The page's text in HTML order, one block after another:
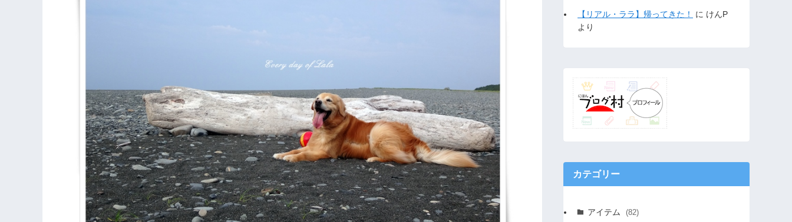
【リアル・ララ】帰ってきた！ に けんP
より
カテゴリー
アイテム (82)